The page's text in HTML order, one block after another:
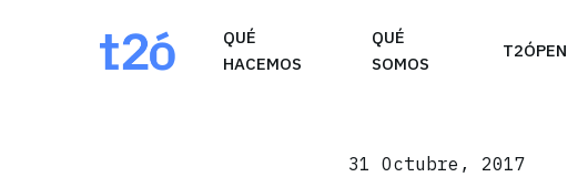
QUÉ
HACEMOS
QUÉ
SOMOS
T2ÓPEN
31 Octubre, 2017
May we use cookies to track your activities? We take